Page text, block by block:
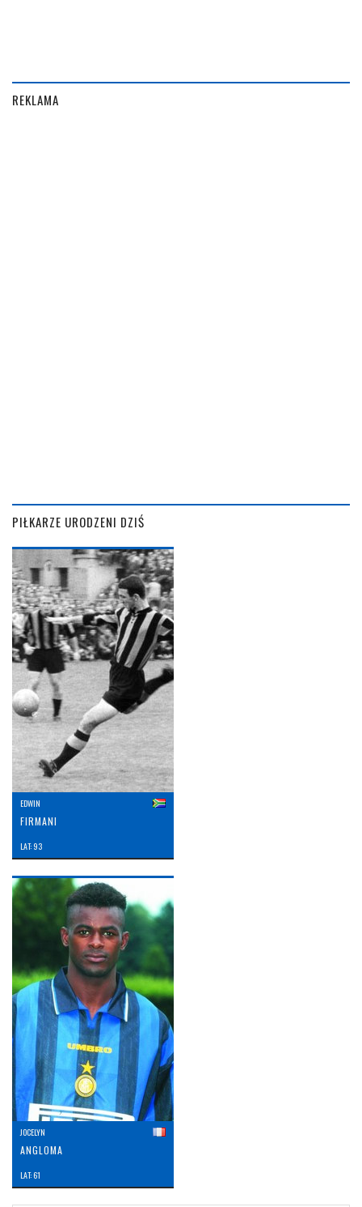
REKLAMA
PIŁKARZE URODZENI DZIŚ
EDWIN
FIRMANI
LAT: 93
JOCELYN
ANGLOMA
LAT: 61